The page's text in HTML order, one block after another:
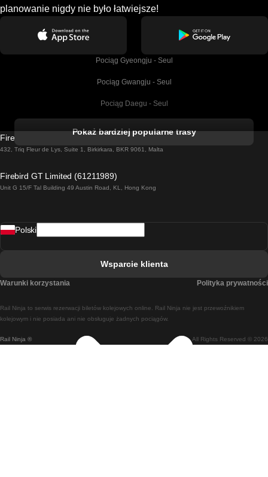
planowanie nigdy nie było łatwiejsze!
Pociąg Gyeongju - Seul
Pociąg Gwangju - Seul
Pociąg Daegu - Seul
Pociąg Dublin - Galway
Pociąg Rzym - Neapol
Pociąg Madryt - Lizbona
Pociąg Madryt - Barcelona
Pokaż bardziej popularne trasy
Firebird GT Limited (OC 1451)
432, Triq Fleur de Lys, Suite 1, Birkirkara, BKR 9061, Malta
Firebird GT Limited (61211989)
Unit G 15/F Tal Building 49 Austin Road, KL, Hong Kong
Rail Ninja ® All Rights Reserved © 2026
Rail Ninja to serwis rezerwacji biletów kolejowych online. Rail Ninja nie jest przewoźnikiem
kolejowym i nie posiada ani nie obsługuje żadnych pociągów.
Polski
Wsparcie klienta
Warunki korzystania Polityka prywatności